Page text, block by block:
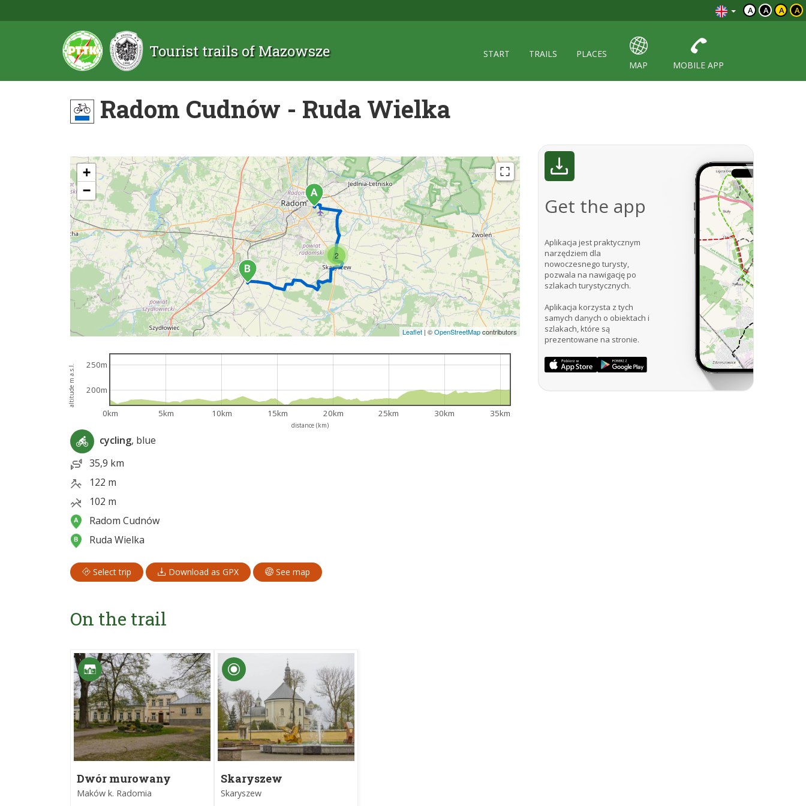
A A A A
Tourist trails of Mazowsze START TRAILS
PLACES
MAP
MOBILE APP
Radom Cudnów - Ruda Wielka
2
+
−
Leaflet | ©OpenStreetMapcontributors
distance (km)
altitude m a.s.l.
0km 5km 10km 15km 20km 25km 30km 35km
200m
250m
cycling, blue
35,9 km
122 m
102 m
Radom Cudnów
Ruda Wielka
Select trip Download as GPX See map
Get the app
Aplikacja jest praktycznym
narzędziem dla
nowoczesnego turysty,
pozwala na nawigację po
szlakach turystycznych.
Aplikacja korzysta z tych
samych danych o obiektach i
szlakach, które są
prezentowane na stronie.
On the trail
Dwór murowany
Maków k. Radomia
Skaryszew
Skaryszew